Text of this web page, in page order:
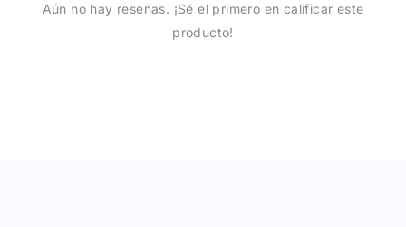
Aún no hay reseñas. ¡Sé el primero en calificar este
producto!